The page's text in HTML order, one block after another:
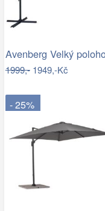
1999,-1949,-Kč
- 25%